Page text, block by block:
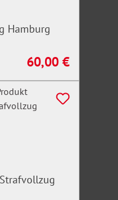
Hamburg
Regulärer Preis:
60,00 €